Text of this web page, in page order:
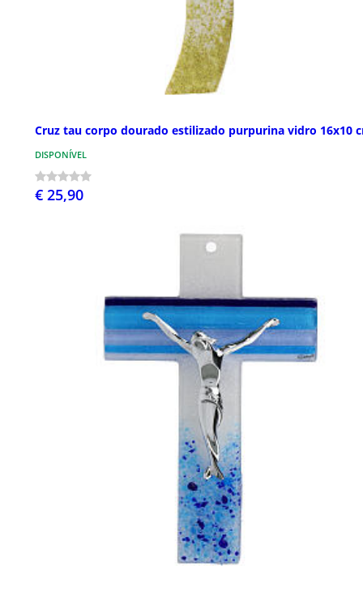
Cruz tau corpo dourado estilizado purpurina vidro 16x10
DISPONÍVEL
€ 25,90